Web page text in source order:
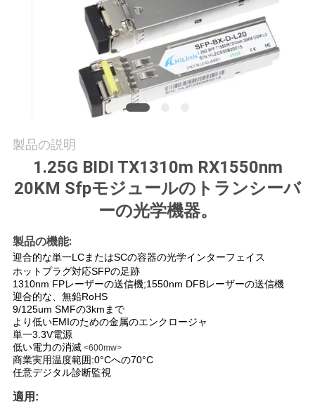
絡
だ
い
ニ
ュ
ー
ス
製品の説明
1.25G BIDI TX1310m RX1550nm
20KM Sfpモジュールのトランシーバ
ーの光学機器。
製品の機能:
迎合的な単一LCまたはSCの容器の光学インターフェイス
ホットプラグ対応SFPの足跡
1310nm FPレーザーの送信機;1550nm DFBレーザーの送信機
迎合的な、無鉛RoHS
9/125um SMFの3kmまで
より低いEMIのための金属のエンクロージャ
単一3.3V電源
低い電力の消滅<600mw>
商業実用温度範囲:0°Cへの70°C
任意デジタル診断監視
適用: